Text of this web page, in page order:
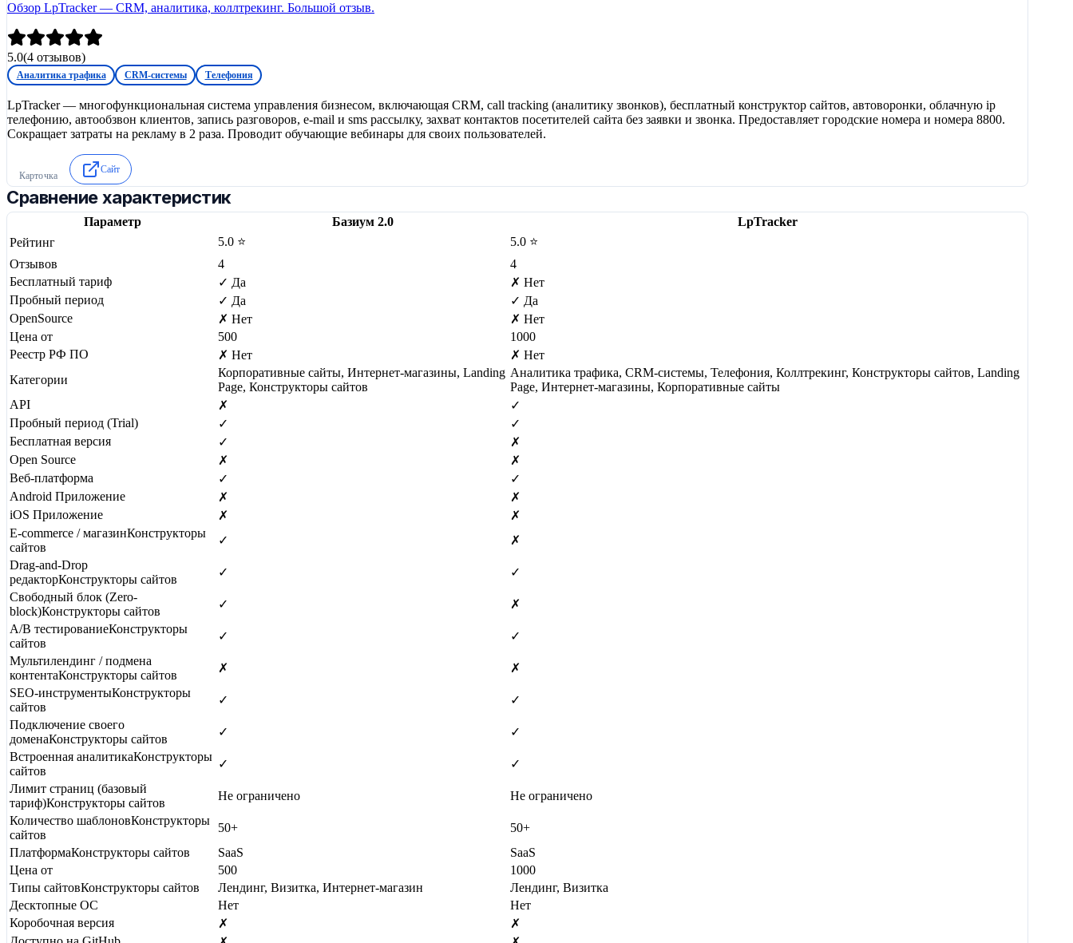
Обзор LpTracker — CRM, аналитика, коллтрекинг. Большой отзыв.
5.0(4 отзывов)
Аналитика трафика CRM-системы Телефония
LpTracker — многофункциональная система управления бизнесом, включающая CRM, call tracking (аналитику звонков), бесплатный конструктор сайтов, автоворонки, облачную ip
телефонию, автообзвон клиентов, запись разговоров, е-mail и sms рассылку, захват контактов посетителей сайта без заявки и звонка. Предоставляет городские номера и номера 8800.
Сокращает затраты на рекламу в 2 раза. Проводит обучающие вебинары для своих пользователей.
Карточка
Сайт
Сравнение характеристик
Параметр Базиум 2.0
LpTracker
Рейтинг
5.0 ⭐
5.0 ⭐
Отзывов
4
4
Бесплатный тариф
✓ Да
✗ Нет
Пробный период
✓ Да
✓ Да
OpenSource
✗ Нет
✗ Нет
Цена от
500
1000
Реестр РФ ПО
✗ Нет
✗ Нет
Категории
Корпоративные сайты, Интернет-магазины, Landing
Page, Конструкторы сайтов
Аналитика трафика, CRM-системы, Телефония, Коллтрекинг, Конструкторы сайтов, Landing
Page, Интернет-магазины, Корпоративные сайты
API
✗
✓
Пробный период (Trial)
✓
✓
Бесплатная версия
✓
✗
Open Source
✗
✗
Веб-платформа
✓
✓
Android Приложение
✗
✗
iOS Приложение
✗
✗
E-commerce / магазинКонструкторы
сайтов
✓
✗
Drag-and-Drop
редакторКонструкторы сайтов
✓
✓
Свободный блок (Zero-
block)Конструкторы сайтов
✓
✗
A/B тестированиеКонструкторы
сайтов
✓
✓
Мультилендинг / подмена
контентаКонструкторы сайтов
✗
✗
SEO-инструментыКонструкторы
сайтов
✓
✓
Подключение своего
доменаКонструкторы сайтов
✓
✓
Встроенная аналитикаКонструкторы
сайтов
✓
✓
Лимит страниц (базовый
тариф)Конструкторы сайтов
Не ограничено
Не ограничено
Количество шаблоновКонструкторы
сайтов
50+
50+
ПлатформаКонструкторы сайтов SaaS
SaaS
Цена от
500
1000
Типы сайтовКонструкторы сайтов Лендинг, Визитка, Интернет-магазин
Лендинг, Визитка
Десктопные ОС
Нет
Нет
Коробочная версия
✗
✗